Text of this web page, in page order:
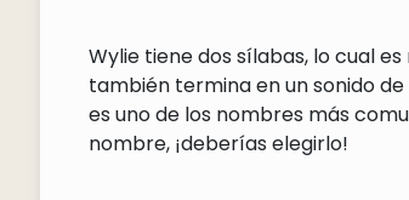
Wylie tiene dos sílabas, lo cual
también termina en un sonido
es uno de los nombres más
nombre, ¡deberías elegirlo!